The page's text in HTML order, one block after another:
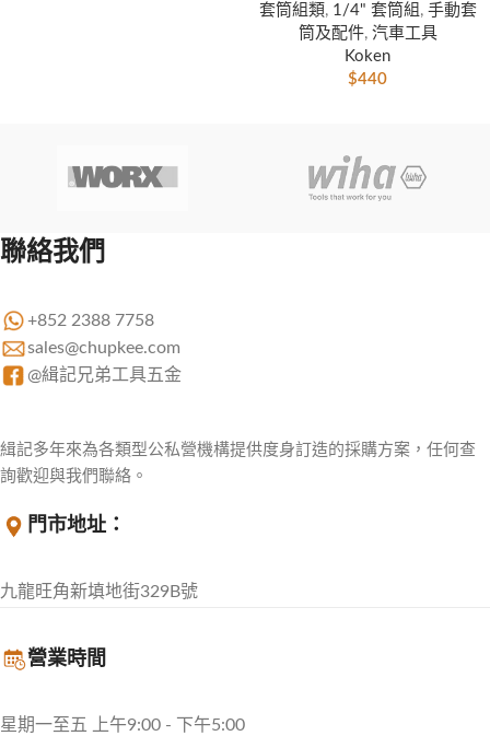
套筒組類, 1/4" 套筒組 , 手動套
筒及配件, 汽車工具
Koken
$440
聯絡我們
+852 2388 7758
sales@chupkee.com
@緝記兄弟工具五金
緝記多年來為各類型公私營機構提供度身訂造的採購方案，任何查
詢歡迎與我們聯絡。
門市地址：
九龍旺角新填地街329B號
營業時間
星期一至五 上午9:00 - 下午5:00